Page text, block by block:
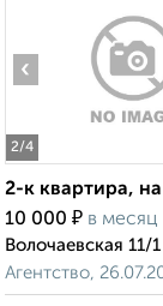
2/4
‹
2-к квартира,
10 000 ₽ в месяц
Волочаевская 11/1
Агентство,